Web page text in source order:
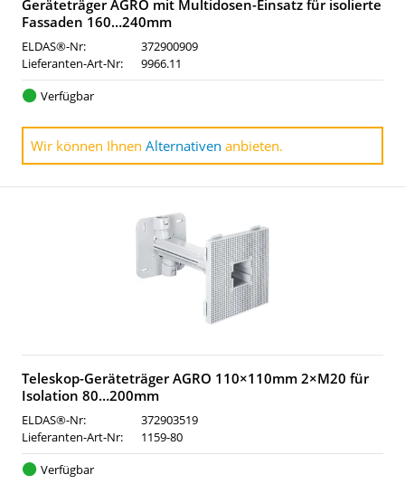
Geräteträger AGRO mit Multidosen-Einsatz für isolierte
Fassaden 160…240mm
ELDAS®-Nr:
372900909
Lieferanten-Art-Nr:
9966.11
Verfügbar
Wir können Ihnen Alternativen anbieten.
Teleskop-Geräteträger AGRO 110×110mm 2×M20 für
Isolation 80…200mm
ELDAS®-Nr:
372903519
Lieferanten-Art-Nr:
1159-80
Verfügbar